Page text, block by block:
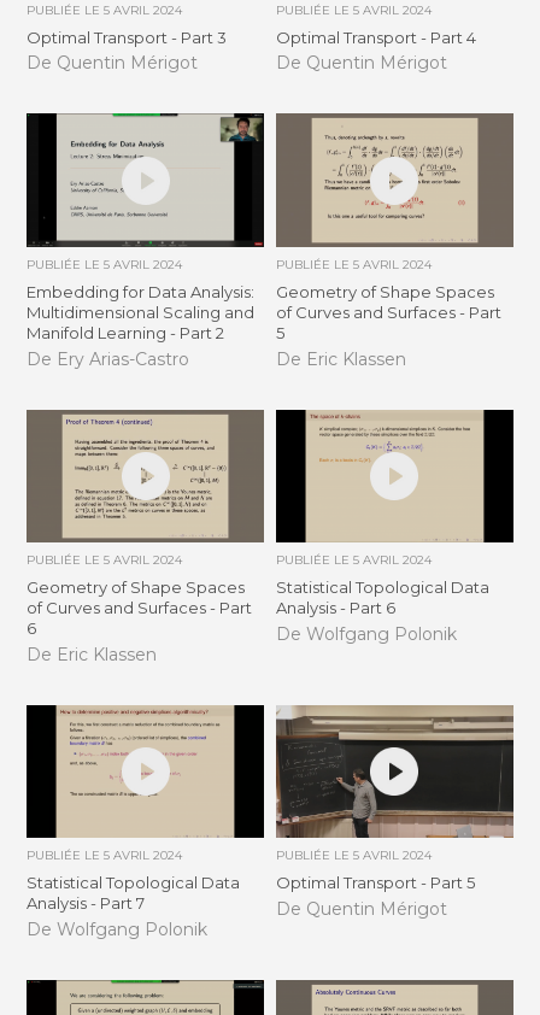
PUBLIÉE LE5 AVRIL 2024
Optimal Transport - Part 3
De Quentin Mérigot
PUBLIÉE LE 5 AVRIL 2024
Optimal Transport - Part 4
De Quentin Mérigot
PUBLIÉE LE5 AVRIL 2024
Embedding for Data Analysis:
Multidimensional Scaling and
Manifold Learning - Part 2
De Ery Arias-Castro
PUBLIÉE LE 5 AVRIL 2024
Geometry of Shape Spaces
of Curves and Surfaces - Part
5
De Eric Klassen
PUBLIÉE LE5 AVRIL 2024
Geometry of Shape Spaces
of Curves and Surfaces - Part
6
De Eric Klassen
PUBLIÉE LE 5 AVRIL 2024
Statistical Topological Data
Analysis - Part 6
De Wolfgang Polonik
PUBLIÉE LE5 AVRIL 2024
Statistical Topological Data
Analysis - Part 7
De Wolfgang Polonik
PUBLIÉE LE 5 AVRIL 2024
Optimal Transport - Part 5
De Quentin Mérigot